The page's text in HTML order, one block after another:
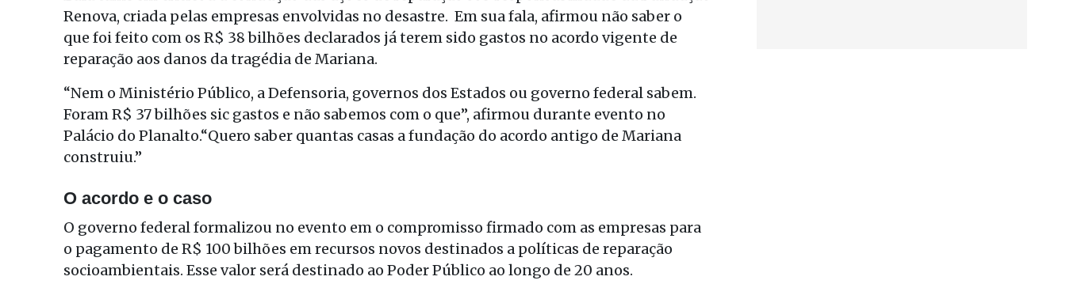
Renova, criada pelas empresas envolvidas no desastre. Em sua fala, afirmou não saber o
que foi feito com os R$ 38 bilhões declarados já terem sido gastos no acordo vigente de
reparação aos danos da tragédia de Mariana.
“Nem o Ministério Público, a Defensoria, governos dos Estados ou governo federal sabem.
Foram R$ 37 bilhões sic gastos e não sabemos com o que”, afirmou durante evento no
Palácio do Planalto.“Quero saber quantas casas a fundação do acordo antigo de Mariana
construiu.”
O acordo e o caso
O governo federal formalizou no evento em o compromisso firmado com as empresas para
o pagamento de R$ 100 bilhões em recursos novos destinados a políticas de reparação
socioambientais. Esse valor será destinado ao Poder Público ao longo de 20 anos.